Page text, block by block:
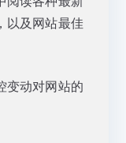
以及网站最佳
变动对网站的